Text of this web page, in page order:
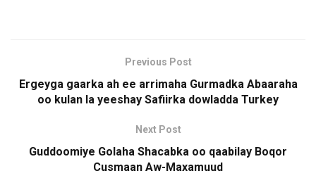
Previous Post
Ergeyga gaarka ah ee arrimaha Gurmadka Abaaraha
oo kulan la yeeshay Safiirka dowladda Turkey
Next Post
Guddoomiye Golaha Shacabka oo qaabilay Boqor
Cusmaan Aw-Maxamuud